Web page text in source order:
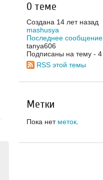
О теме
Создана 14 лет назад
mashusya
Последнее сообщение
tanya606
Подписаны на тему - 4
RSS этой темы
Метки
Пока нет меток